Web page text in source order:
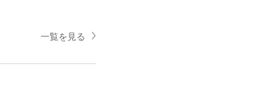
一覧を見る